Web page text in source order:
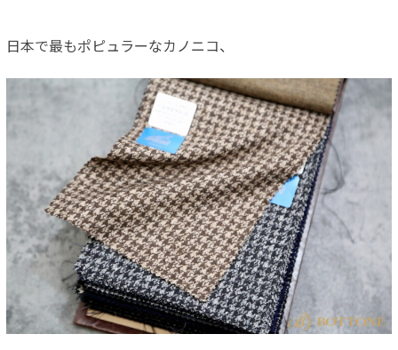
日本で最もポピュラーなカノニコ、